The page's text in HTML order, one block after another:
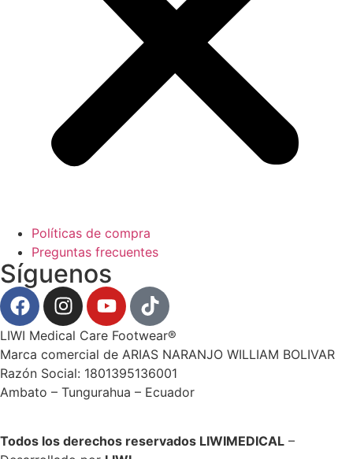
Políticas de compra
Preguntas frecuentes
Síguenos
LIWI Medical Care Footwear®
Marca comercial de ARIAS NARANJO WILLIAM BOLIVAR
Razón Social: 1801395136001
Ambato – Tungurahua – Ecuador
Todos los derechos reservados LIWIMEDICAL –